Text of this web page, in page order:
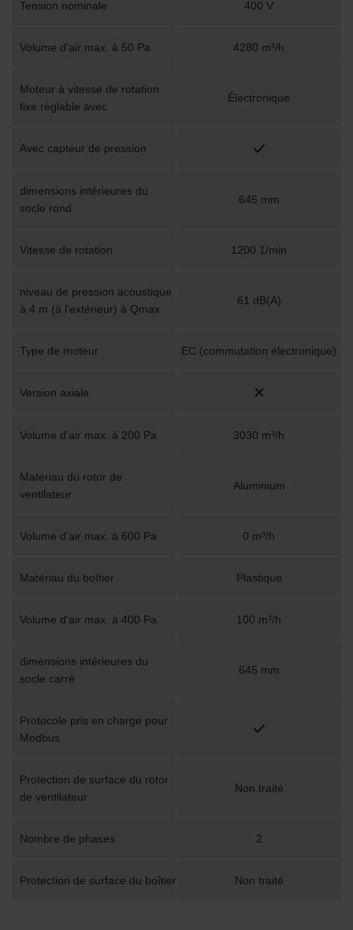
osobních údajů
Zehnder Group Ibérica SAU: Política de privacidad
Zehnder Group Nederland bv: Privacyverklaringen
Zehnder Group Schweiz AG: Datenschutz
danych Zehnder
Zehnder Group UK Limited: Privacy Policy
Tension nominale 400 V
Volume d'air max. à 50 Pa 4280 m³/h
Moteur à vitesse de rotation
fixe réglable avec
Électronique
Avec capteur de pression
dimensions intérieures du
socle rond
645 mm
Vitesse de rotation 1200 1/min
niveau de pression acoustique
à 4 m (à l’extérieur) à Qmax
61 dB(A)
Type de moteur EC (commutation électronique)
Version axiale
Volume d'air max. à 200 Pa 3030 m³/h
Matériau du rotor de
ventilateur
Aluminium
Volume d'air max. à 600 Pa 0 m³/h
Matériau du boîtier Plastique
Volume d'air max. à 400 Pa 100 m³/h
dimensions intérieures du
socle carré
645 mm
Protocole pris en charge pour
Modbus
Protection de surface du rotor
de ventilateur
Non traité
Nombre de phases 2
Protection de surface du boîtier Non traité